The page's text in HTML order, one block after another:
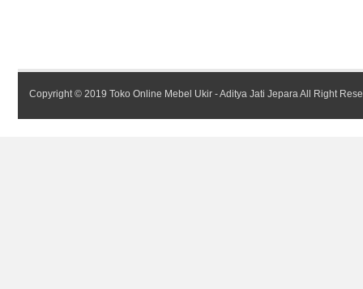
Copyright © 2019 Toko Online Mebel Ukir - Aditya Jati Jepara All Right